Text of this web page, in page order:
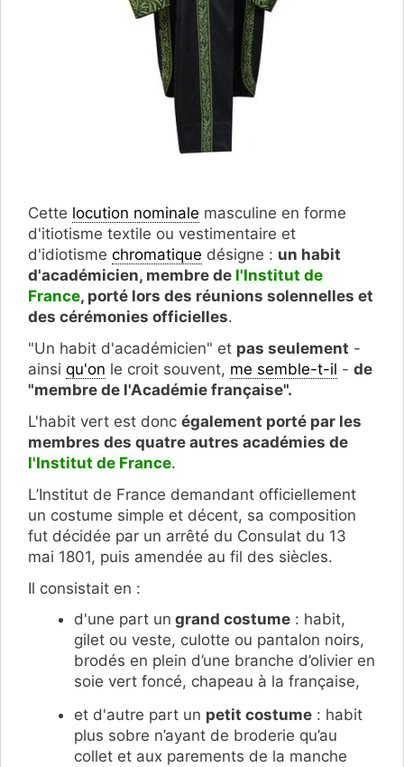
Cette locution nominale masculine en forme
d'itiotisme textile ou vestimentaire et
d'idiotisme chromatique désigne : un habit
d'académicien, membre de l'Institut de
France, porté lors des réunions solennelles et
des cérémonies officielles.
"Un habit d'académicien" et pas seulement -
ainsi qu'on le croit souvent, me semble-t-il - de
"membre de l'Académie française".
L'habit vert est donc également porté par les
membres des quatre autres académies de
l'Institut de France.
L’Institut de France demandant officiellement
un costume simple et décent, sa composition
fut décidée par un arrêté du Consulat du 13
mai 1801, puis amendée au fil des siècles.
Il consistait en :
d'une part un grand costume : habit,
gilet ou veste, culotte ou pantalon noirs,
brodés en plein d’une branche d’olivier en
soie vert foncé, chapeau à la française,
et d'autre part un petit costume : habit
plus sobre n’ayant de broderie qu’au
collet et aux parements de la manche